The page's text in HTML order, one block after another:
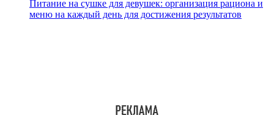
Питание на сушке для девушек: организация рациона и
меню на каждый день для достижения результатов